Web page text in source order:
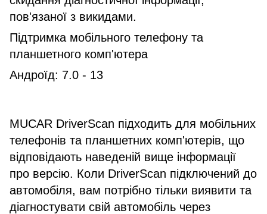
пов'язаної з викидами.
Підтримка мобільного телефону та
планшетного комп'ютера
Андроїд: 7.0 - 13
MUCAR DriverScan підходить для мобільних
телефонів та планшетних комп'ютерів, що
відповідають наведеній вище інформації
про версію. Коли DriverScan підключений до
автомобіля, вам потрібно тільки виявити та
діагностувати свій автомобіль через